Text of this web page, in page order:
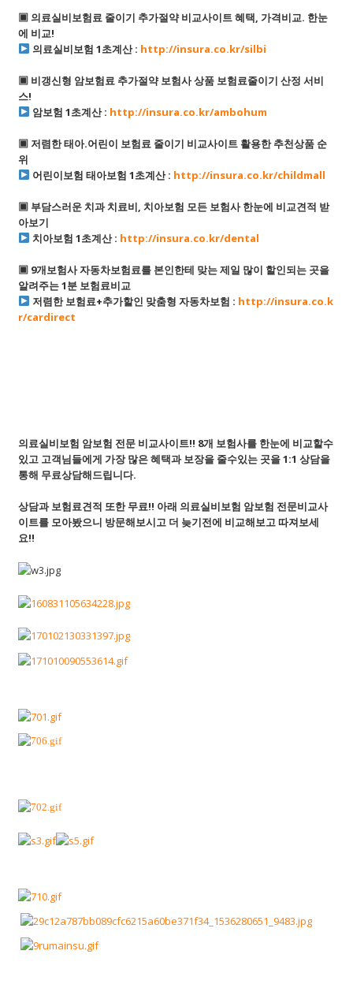
▣ 의료실비보험료 줄이기 추가절약 비교사이트 혜택, 가격비교. 한눈
에 비교!
의료실비보험 1초계산 : http://insura.co.kr/silbi
▣ 비갱신형 암보험료 추가절약 보험사 상품 보험료줄이기 산정 서비
스!
암보험 1초계산 : http://insura.co.kr/ambohum
▣ 저렴한 태아.어린이 보험료 줄이기 비교사이트 활용한 추천상품 순
위
어린이보험 태아보험 1초계산 : http://insura.co.kr/childmall
▣ 부담스러운 치과 치료비, 치아보험 모든 보험사 한눈에 비교견적 받
아보기
치아보험 1초계산 : http://insura.co.kr/dental
▣ 9개보험사 자동차보험료를 본인한테 맞는 제일 많이 할인되는 곳을
알려주는 1분 보험료비교
저렴한 보험료+추가할인 맞춤형 자동차보험 : http://insura.co.k
r/cardirect
의료실비보험 암보험 전문 비교사이트!! 8개 보험사를 한눈에 비교할수
있고 고객님들에게 가장 많은 혜택과 보장을 줄수있는 곳을 1:1 상담을
통해 무료상담해드립니다.
상담과 보험료견적 또한 무료!! 아래 의료실비보험 암보험 전문비교사
이트를 모아봤으니 방문해보시고 더 늦기전에 비교해보고 따져보세
요!!